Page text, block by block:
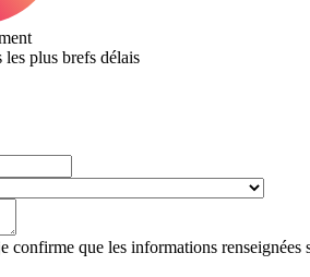
plus brefs délais
confirme que les informations renseignées